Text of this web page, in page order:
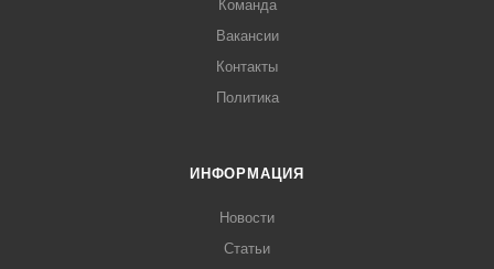
Команда
Вакансии
Контакты
Политика
ИНФОРМАЦИЯ
Новости
Статьи